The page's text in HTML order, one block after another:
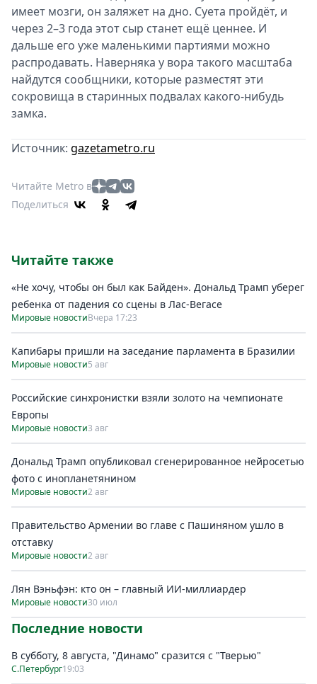
имеет мозги, он заляжет на дно. Суета пройдёт, и
через 2–3 года этот сыр станет ещё ценнее. И
дальше его уже маленькими партиями можно
распродавать. Наверняка у вора такого масштаба
найдутся сообщники, которые разместят эти
сокровища в старинных подвалах какого-нибудь
замка.
Источник: gazetametro.ru
Читайте Metro в
Поделиться
Читайте также
«Не хочу, чтобы он был как Байден». Дональд Трамп уберег
ребенка от падения со сцены в Лас-Вегасе
Мировые новостиВчера 17:23
Капибары пришли на заседание парламента в Бразилии
Мировые новости5 авг
Российские синхронистки взяли золото на чемпионате
Европы
Мировые новости3 авг
Дональд Трамп опубликовал сгенерированное нейросетью
фото с инопланетянином
Мировые новости2 авг
Правительство Армении во главе с Пашиняном ушло в
отставку
Мировые новости2 авг
Лян Вэньфэн: кто он – главный ИИ-миллиардер
Мировые новости30 июл
Последние новости
В субботу, 8 августа, "Динамо" сразится с "Тверью"
С.Петербург19:03